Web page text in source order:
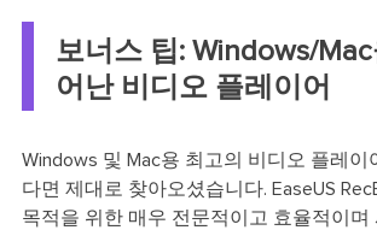
보너스 팁: Windows/Mac
어난 비디오 플레이어
Windows 및 Mac용 최고의 비디오 플레이
다면 제대로 찾아오셨습니다. EaseUS
목적을 위한 매우 전문적이고 효율적이며